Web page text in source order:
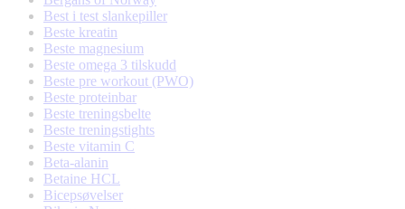
Best i test slankepiller
Beste kreatin
Beste magnesium
Beste omega 3 tilskudd
Beste pre workout (PWO)
Beste proteinbar
Beste treningsbelte
Beste treningstights
Beste vitamin C
Beta-alanin
Betaine HCL
Bicepsøvelser